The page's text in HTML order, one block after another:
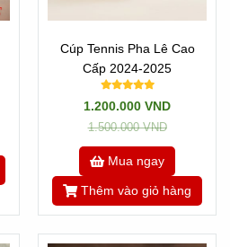
Cúp Tennis Pha Lê Cao
Cấp 2024-2025
1.200.000 VND
1.500.000 VND
Mua ngay
Thêm vào giỏ hàng